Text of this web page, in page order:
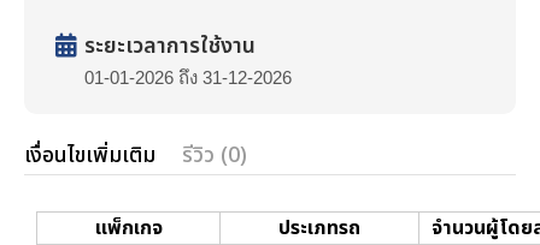
ระยะเวลาการใช้งาน
01-01-2026 ถึง 31-12-2026
เงื่อนไขเพิ่มเติม รีวิว (0)
แพ็กเกจ ประเภทรถ จำนวนผู้โดย